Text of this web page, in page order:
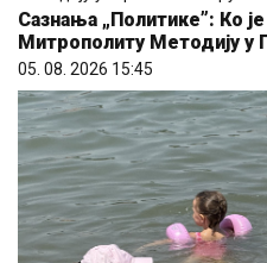
Сазнања „Политике”: Ко
Митрополиту Методију у
05. 08. 2026 15:45